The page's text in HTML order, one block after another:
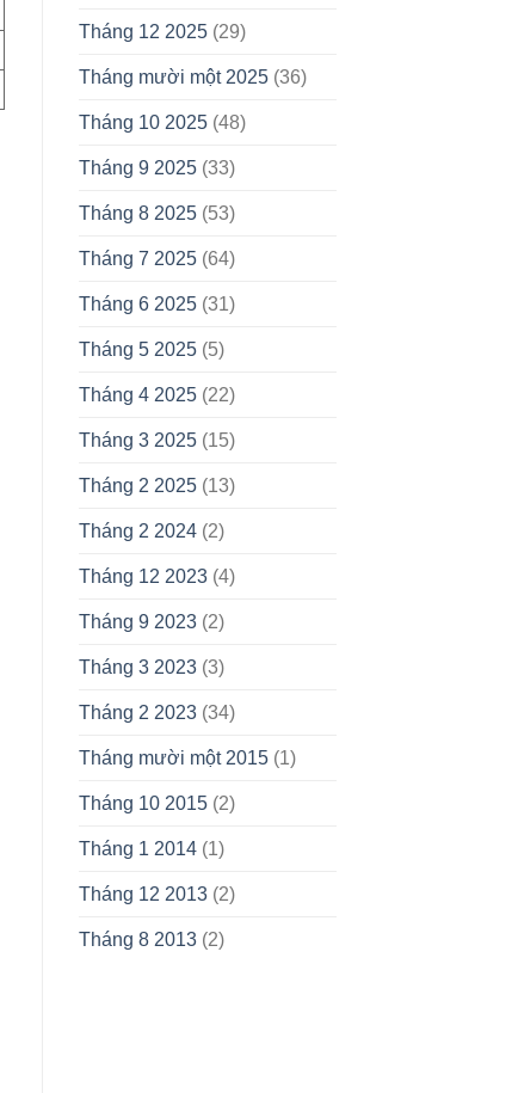
Tháng 12 2025(29)
Tháng mười một 2025(36)
Tháng 10 2025(48)
Tháng 9 2025(33)
Tháng 8 2025(53)
Tháng 7 2025(64)
Tháng 6 2025(31)
Tháng 5 2025(5)
Tháng 4 2025(22)
Tháng 3 2025(15)
Tháng 2 2025(13)
Tháng 2 2024(2)
Tháng 12 2023(4)
Tháng 9 2023(2)
Tháng 3 2023(3)
Tháng 2 2023(34)
Tháng mười một 2015(1)
Tháng 10 2015(2)
Tháng 1 2014(1)
Tháng 12 2013(2)
Tháng 8 2013(2)